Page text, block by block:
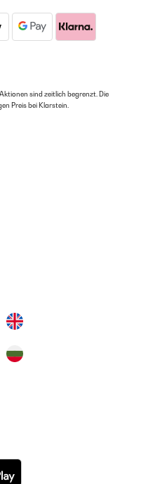
sind zeitlich begrenzt. Die
Preis bei Klarstein.